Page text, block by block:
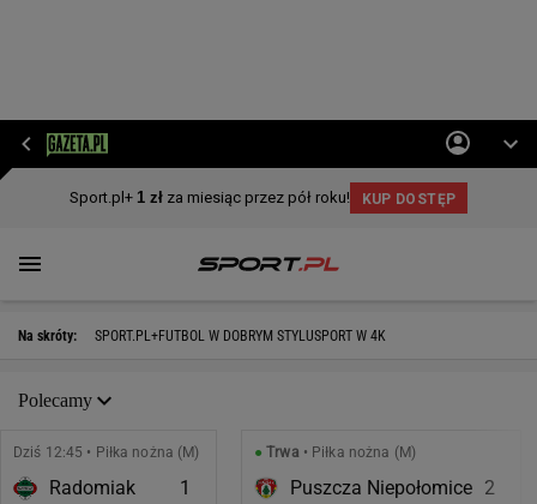
Na skróty: SPORT.PL+FUTBOL W DOBRYM STYLUSPORT W 4K
Polecamy
Dziś 12:45 • Piłka nożna (M)
Radomiak
1
●Trwa • Piłka nożna (M)
Puszcza Niepołomice 2